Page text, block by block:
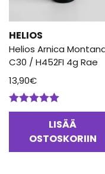
HELIOS
Helios Arnica
C30 / H452FI 4g Rae
13,90€
Arvostelu
tuotteesta:LISÄÄ
OSTOSKORIIN